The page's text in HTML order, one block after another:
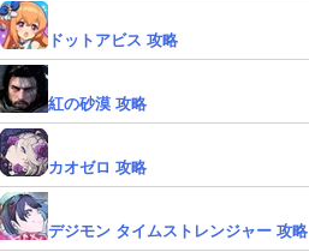
ドットアビス 攻略
紅の砂漠 攻略
カオゼロ 攻略
デジモン タイムストレンジャー 攻略